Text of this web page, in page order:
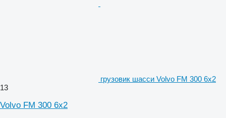
грузовик шасси Volvo FM 300 6x2
13
Volvo FM 300 6x2